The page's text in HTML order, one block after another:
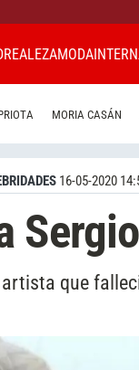
REALEZAMODA
MORIA CASÁN
16-05-2020
que